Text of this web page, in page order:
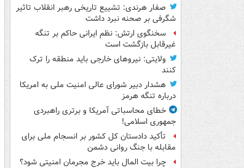
صفار هرندی: تشییع تاریخی رهبر انقلاب تاثیر
شگرفی بر صحنه نبرد داشت
سخنگوی ارتش: نظم ایرانی حاکم بر تنگه
غیرقابل بازگشت است
ولایتی: نیروهای خارجی باید منطقه را ترک
کنند
هشدار دبیر شورای عالی امنیت ملی به امریکا
درباره تنگه هرمز
خطای محاسباتی آمریکا و برتری راهبردی
جمهوری اسلامی!
تأکید دادستان کل کشور بر انسجام ملی برای
مقابله با جنگ روانی دشمن
چرا بیت المال باید خرج مجرمان امنیتی شود؟